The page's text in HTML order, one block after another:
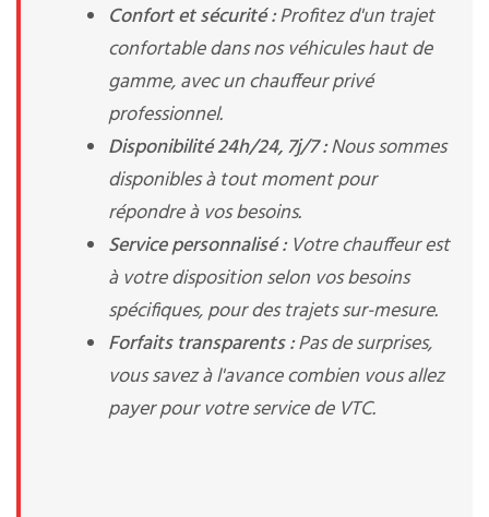
Confort et sécurité :Profitez d'un trajet
confortable dans nos véhicules haut de
gamme, avec un chauffeur privé
professionnel.
Disponibilité 24h/24, 7j/7 :Nous sommes
disponibles à tout moment pour
répondre à vos besoins.
Service personnalisé :Votre chauffeur est
à votre disposition selon vos besoins
spécifiques, pour des trajets sur-mesure.
Forfaits transparents :Pas de surprises,
vous savez à l'avance combien vous allez
payer pour votre service de VTC.